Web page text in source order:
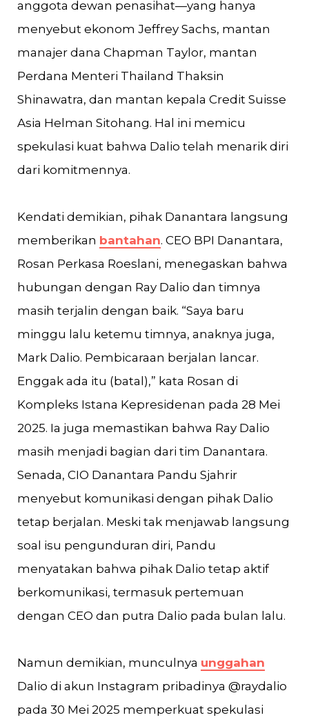
anggota dewan penasihat—yang hanya
menyebut ekonom Jeffrey Sachs, mantan
manajer dana Chapman Taylor, mantan
Perdana Menteri Thailand Thaksin
Shinawatra, dan mantan kepala Credit Suisse
Asia Helman Sitohang. Hal ini memicu
spekulasi kuat bahwa Dalio telah menarik diri
dari komitmennya.
Kendati demikian, pihak Danantara langsung
memberikan bantahan. CEO BPI Danantara,
Rosan Perkasa Roeslani, menegaskan bahwa
hubungan dengan Ray Dalio dan timnya
masih terjalin dengan baik. “Saya baru
minggu lalu ketemu timnya, anaknya juga,
Mark Dalio. Pembicaraan berjalan lancar.
Enggak ada itu (batal),” kata Rosan di
Kompleks Istana Kepresidenan pada 28 Mei
2025. Ia juga memastikan bahwa Ray Dalio
masih menjadi bagian dari tim Danantara.
Senada, CIO Danantara Pandu Sjahrir
menyebut komunikasi dengan pihak Dalio
tetap berjalan. Meski tak menjawab langsung
soal isu pengunduran diri, Pandu
menyatakan bahwa pihak Dalio tetap aktif
berkomunikasi, termasuk pertemuan
dengan CEO dan putra Dalio pada bulan lalu.
Namun demikian, munculnya unggahan
Dalio di akun Instagram pribadinya @raydalio
pada 30 Mei 2025 memperkuat spekulasi